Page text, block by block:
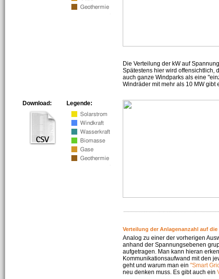
Die Verteilung der kW auf
Spätestens hier wird offensichtlich,
auch ganze Windparks als eine
Windräder mit mehr als 10 MW gibt
Legende:
Download:
Verteilung der Anlagenanzahl auf die
Analog zu einer der vorherigen
anhand der Spannungsebenen
aufgetragen. Man kann hieran
Kommunikationsaufwand mit den
geht und warum man ein "Smart
neu denken muss. Es gibt auch ein